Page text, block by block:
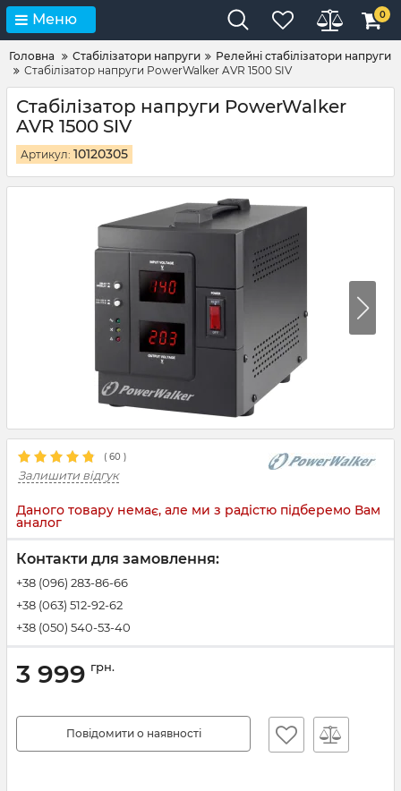
Меню 0
Головна Стабілізатори напруги
Релейні стабілізатори напруги
Стабілізатор напруги PowerWalker AVR 1500 SIV
Стабілізатор напруги PowerWalker
AVR 1500 SIV
Артикул: 10120305
( 60 )
Залишити відгук
Даного товару немає, але ми з радістю підберемо Вам
аналог
Контакти для замовлення:
+38 (096) 283-86-66
+38 (063) 512-92-62
+38 (050) 540-53-40
3 999 грн.
Повідомити о наявності